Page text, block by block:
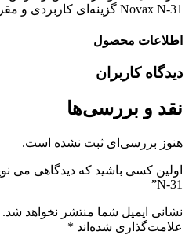
Novax N-31 گزینه‌ای کاربردی و مقرون‌به‌صرفه‌ست.
اطلاعات محصول
دیدگاه کاربران
نقد و بررسی‌ها
هنوز بررسی‌ای ثبت نشده است.
N-31”
نشانی ایمیل شما منتشر نخواهد شد.
علامت‌گذاری شده‌اند *